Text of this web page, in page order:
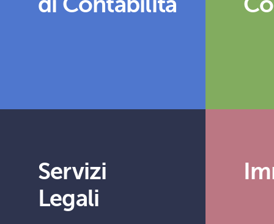
Servizi
Legali